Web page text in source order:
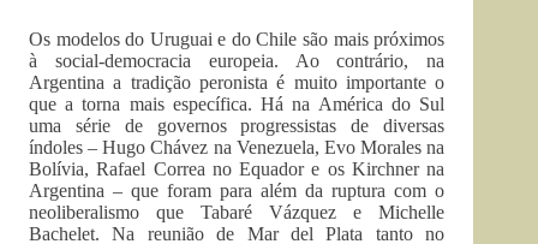
Os modelos do Uruguai e do Chile são mais próximos
à social-democracia europeia. Ao contrário, na
Argentina a tradição peronista é muito importante o
que a torna mais específica. Há na América do Sul
uma série de governos progressistas de diversas
índoles – Hugo Chávez na Venezuela, Evo Morales na
Bolívia, Rafael Correa no Equador e os Kirchner na
Argentina – que foram para além da ruptura com o
neoliberalismo que Tabaré Vázquez e Michelle
Bachelet. Na reunião de Mar del Plata tanto no